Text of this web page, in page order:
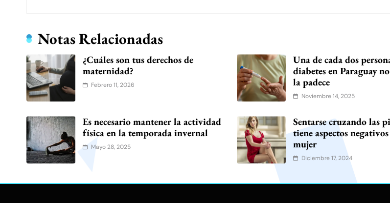
Notas Relacionadas
¿Cuáles son tus derechos de
maternidad?
Febrero 11, 2026
Una de cada dos
diabetes en Paraguay
la padece
Noviembre 14, 2025
Es necesario mantener la actividad
física en la temporada invernal
Mayo 28, 2025
Sentarse cruzando las
tiene aspectos
mujer
Diciembre 17, 2024